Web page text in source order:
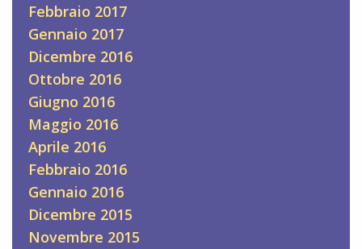
Febbraio 2017
Gennaio 2017
Dicembre 2016
Ottobre 2016
Giugno 2016
Maggio 2016
Aprile 2016
Febbraio 2016
Gennaio 2016
Dicembre 2015
Novembre 2015